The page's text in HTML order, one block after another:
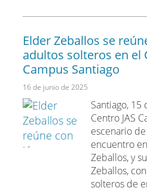
Elder Zeballos se
adultos solteros en el
Campus Santiago
16 de junio de 2025
Santiago,
Centro JAS
escenario
encuentro
Zeballos, y
Zeballos,
solteros de